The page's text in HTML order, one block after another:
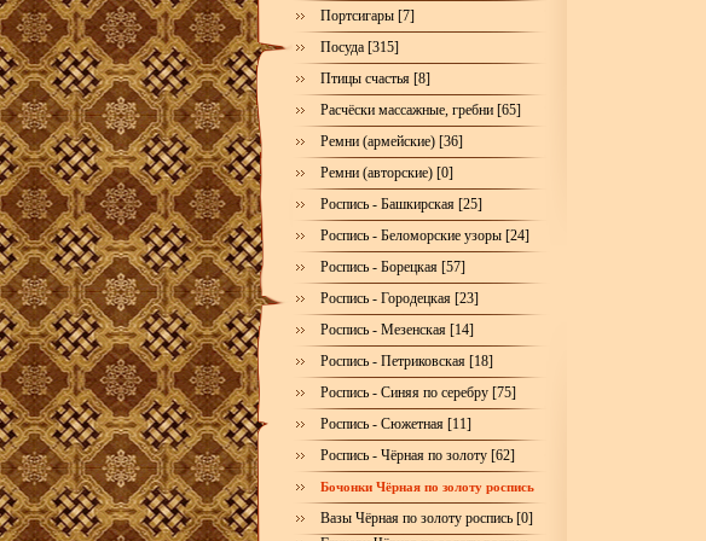
Портсигары [7]
Посуда [315]
Птицы счастья [8]
Расчёски массажные, гребни [65]
Ремни (армейские) [36]
Ремни (авторские) [0]
Роспись - Башкирская [25]
Роспись - Беломорские узоры [24]
Роспись - Борецкая [57]
Роспись - Городецкая [23]
Роспись - Мезенская [14]
Роспись - Петриковская [18]
Роспись - Синяя по серебру [75]
Роспись - Сюжетная [11]
Роспись - Чёрная по золоту [62]
Бочонки Чёрная по золоту роспись
Вазы Чёрная по золоту роспись [0]